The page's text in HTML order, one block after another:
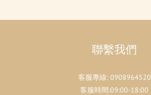
聯繫我們
客服專線: 0908964520
客服時間:09:00-18:00